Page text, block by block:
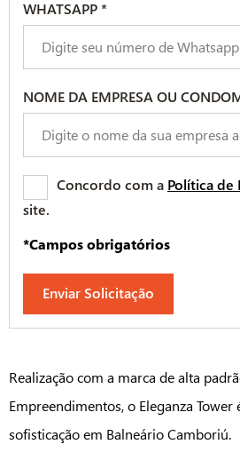
WHATSAPP *
NOME DA EMPRESA OU
Concordo com a Política de
site.
*Campos obrigatórios
Enviar Solicitação
Realização com a marca de alta
Empreendimentos, o Eleganza
sofisticação em Balneário Camboriú.